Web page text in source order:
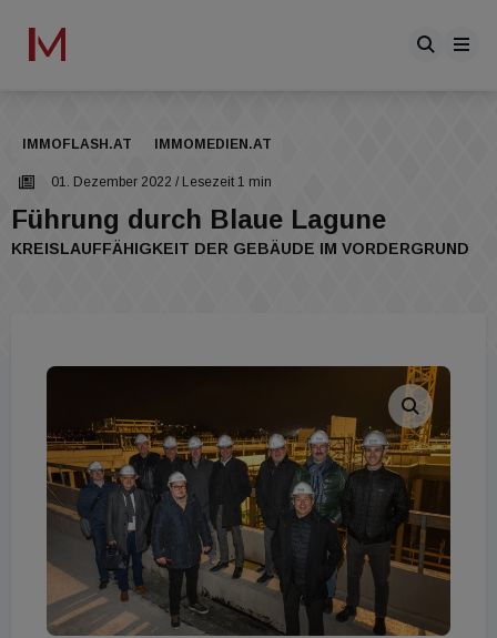
IMMOFLASH.AT IMMOMEDIEN.AT
01. Dezember 2022 / Lesezeit 1 min
Führung durch Blaue Lagune
KREISLAUFFÄHIGKEIT DER GEBÄUDE IM VORDERGRUND